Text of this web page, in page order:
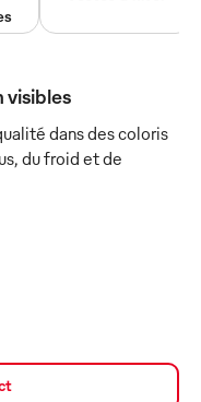
visibles
dans des coloris
du froid et de